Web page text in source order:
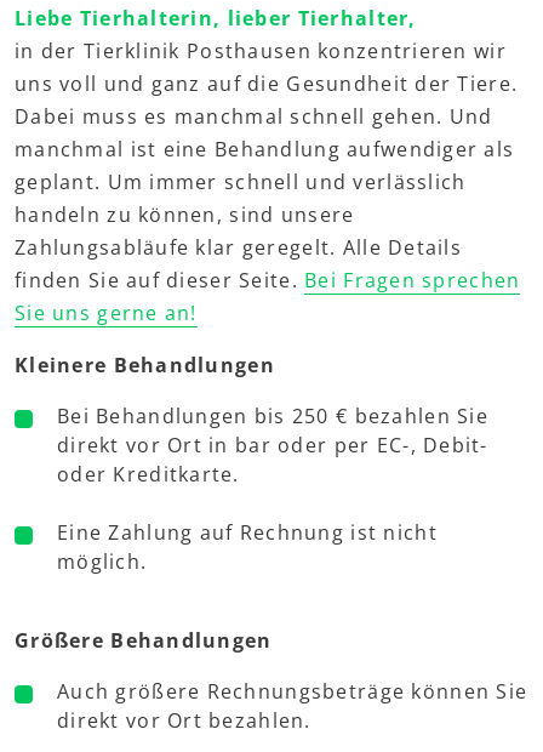
Liebe Tierhalterin, lieber Tierhalter,
in der Tierklinik Posthausen konzentrieren wir
uns voll und ganz auf die Gesundheit der Tiere.
Dabei muss es manchmal schnell gehen. Und
manchmal ist eine Behandlung aufwendiger als
geplant. Um immer schnell und verlässlich
handeln zu können, sind unsere
Zahlungsabläufe klar geregelt. Alle Details
finden Sie auf dieser Seite. Bei Fragen sprechen
Sie uns gerne an!
Kleinere Behandlungen
Bei Behandlungen bis 250 € bezahlen Sie
direkt vor Ort in bar oder per EC-, Debit-
oder Kreditkarte.
Eine Zahlung auf Rechnung ist nicht
möglich.
Größere Behandlungen
Auch größere Rechnungsbeträge können Sie
direkt vor Ort bezahlen.